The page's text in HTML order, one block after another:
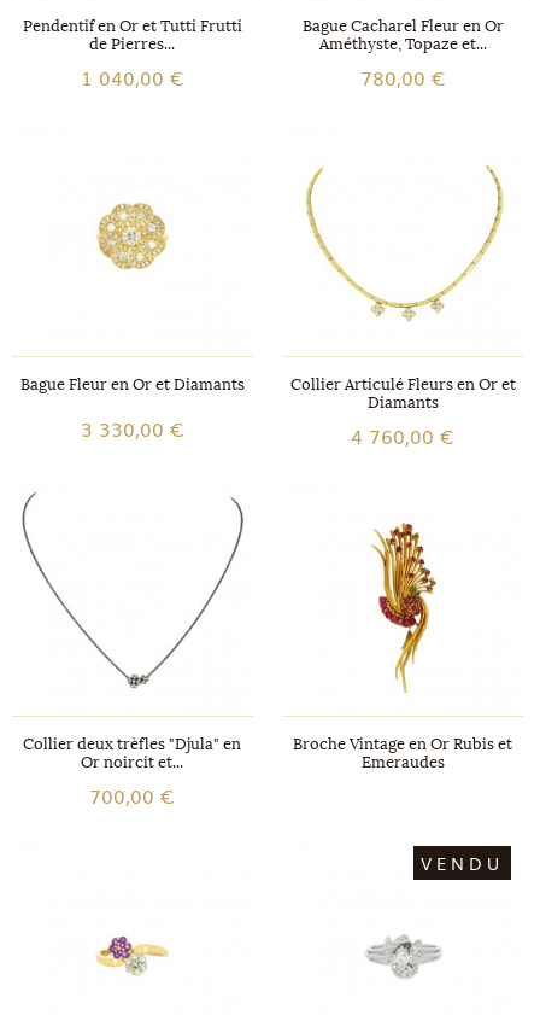
Pendentif en Or et Tutti Frutti
de Pierres...
1 040,00 €
Bague Cacharel Fleur en Or
Améthyste, Topaze et...
780,00 €
Bague Fleur en Or et Diamants
3 330,00 €
Collier Articulé Fleurs en Or et
Diamants
4 760,00 €
Collier deux trèfles "Djula" en
Or noircit et...
700,00 €
Broche Vintage en Or Rubis et
Emeraudes
VENDU